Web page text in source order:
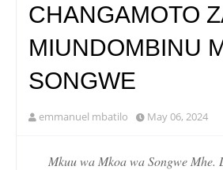
CHANGAMOTO
MIUNDOMBINU
SONGWE
emmanuel mbatilo May 06, 2024
Mkuu wa Mkoa wa Songwe Mhe.